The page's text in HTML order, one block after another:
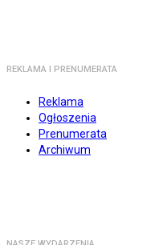
REKLAMA I PRENUMERATA
Reklama
Ogłoszenia
Prenumerata
Archiwum